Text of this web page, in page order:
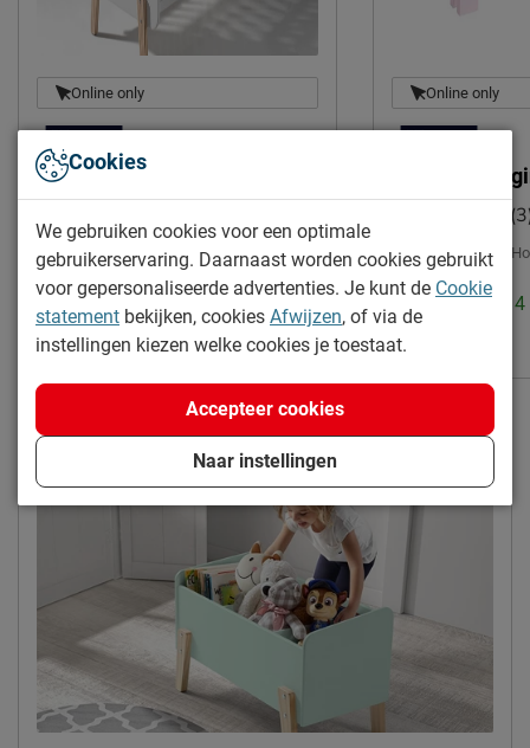
Online only
Babyledikant Kiddy
|
Montage: niet inbegrepen
Levertijd: 2 tot 4 weken
265.-
Online only
Breedte: 90 cm
Levertijd: 2 tot
30.-
Cookies
We gebruiken cookies voor een optimale
gebruikerservaring. Daarnaast worden cookies gebruikt
voor gepersonaliseerde advertenties. Je kunt de Cookie
statement bekijken, cookies Afwijzen, of via de
instellingen kiezen welke cookies je toestaat.
Naar instellingen
Accepteer cookies